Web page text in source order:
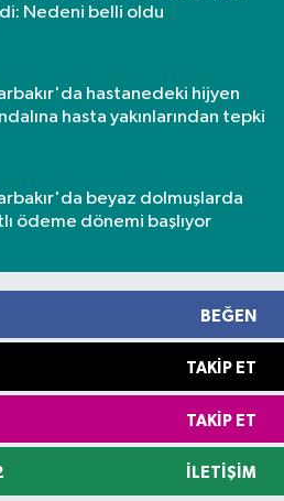
Nedeni belli oldu
hastanedeki hijyen
hasta yakınlarından tepki
beyaz dolmuşlarda
ödeme dönemi başlıyor
BEĞEN
TAKIP ET
TAKIP ET
İLETIŞIM